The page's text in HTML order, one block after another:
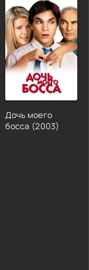
Дочь моего
босса (2003)